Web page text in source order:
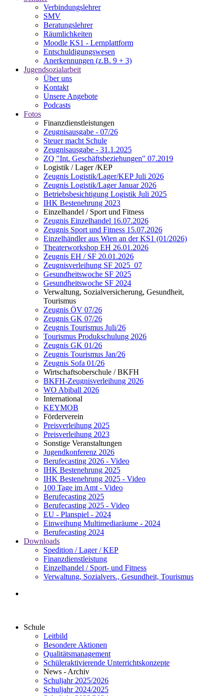
Verbindungslehrer
SMV
Beratungslehrer
Räumlichkeiten
Moodle KS1 - Lernplattform
Entschuldigungswesen
Anerkennungen (z.B. 9 + 3)
Jugendsozialarbeit
Über uns
Kontakt
Unsere Angebote
Podcasts
Fotos
Finanzdienstleistungen
Zeugnisausgabe - 07/26
Steuer macht Schule
Zeugnisausgabe - 31.1.2025
ZQ "Int. Geschäftsbeziehungen" 07.2019
Logistik / Lager /KEP
Zeugnis Logistik/Lager/KEP Juli 2026
Zeugnis Logistik/Lager Januar 2026
Betriebsbesichtigung Logistik Juli 2025
IHK Bestenehrung 2023
Einzelhandel / Sport und Fitness
Zeugnis Einzelhandel 16.07.2026
Zeugnis Sport und Fitness 15.07.2026
Einzelhändler aus Wien an der KS1 (01/2026)
Theaterworkshop EH 26.01.2026
Zeugnis EH / SF 20.01.2026
Zeugnisverleihung SF 2025_07
Gesundheitswoche SF 2025
Gesundheitswoche SF 2024
Verwaltung, Sozialversicherung, Gesundheit,
Tourismus
Zeugnis ÖV 07/26
Zeugnis GK 07/26
Zeugnis Tourismus Juli/26
Tourismus Produkschulung 2026
Zeugnis GK 01/26
Zeugnis Tourismus Jan/26
Zeugnis Sofa 01/26
Wirtschaftsoberschule / BKFH
BKFH-Zeugnisverleihung 2026
WO Abiball 2026
International
KEYMOB
Förderverein
Preisverleihung 2025
Preisverleihung 2023
Sonstige Veranstaltungen
Jugendkonferenz 2026
Berufecasting 2026 - Video
IHK Bestenehrung 2025
IHK Bestenehrung 2025 - Video
100 Tage im Amt - Video
Berufecasting 2025
Berufecasting 2025 - Video
EU - Planspiel - 2024
Einweihung Multimediaräume - 2024
Berufecasting 2024
Downloads
Spedition / Lager / KEP
Finanzdienstleistung
Einzelhandel / Sport- und Fitness
Verwaltung, Sozialvers., Gesundheit, Tourismus
Schule
Leitbild
Besondere Aktionen
Qualitätsmanagement
Schüleraktivierende Unterrichtskonzepte
News - Archiv
Schuljahr 2025/2026
Schuljahr 2024/2025